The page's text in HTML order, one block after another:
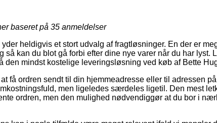
baseret på 35 anmeldelser
heldigvis et stort udvalg af fragtløsninger. En der er
så kan du blot gå forbi efter dine nye varer når du har lyst.
den mindst kostelige leveringsløsning ved køb af Bette
få ordren sendt til din hjemmeadresse eller til adressen
men ligeledes særdeles ligetil. Den mest
ordren, men den mulighed nødvendiggør at du bor i